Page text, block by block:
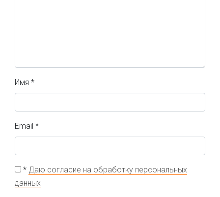
Имя *
Email *
* Даю согласие на обработку персональных
данных